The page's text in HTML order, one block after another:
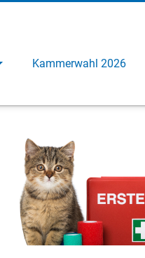
Kammerwahl 2026